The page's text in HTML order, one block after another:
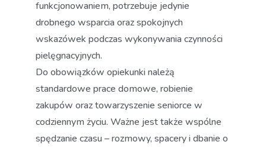
funkcjonowaniem, potrzebuje jedynie
drobnego wsparcia oraz spokojnych
wskazówek podczas wykonywania czynności
pielęgnacyjnych.
Do obowiązków opiekunki należą
standardowe prace domowe, robienie
zakupów oraz towarzyszenie seniorce w
codziennym życiu. Ważne jest także wspólne
spędzanie czasu – rozmowy, spacery i dbanie o